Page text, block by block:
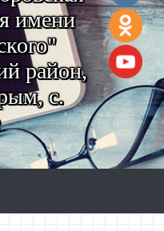
имени
район,
с.